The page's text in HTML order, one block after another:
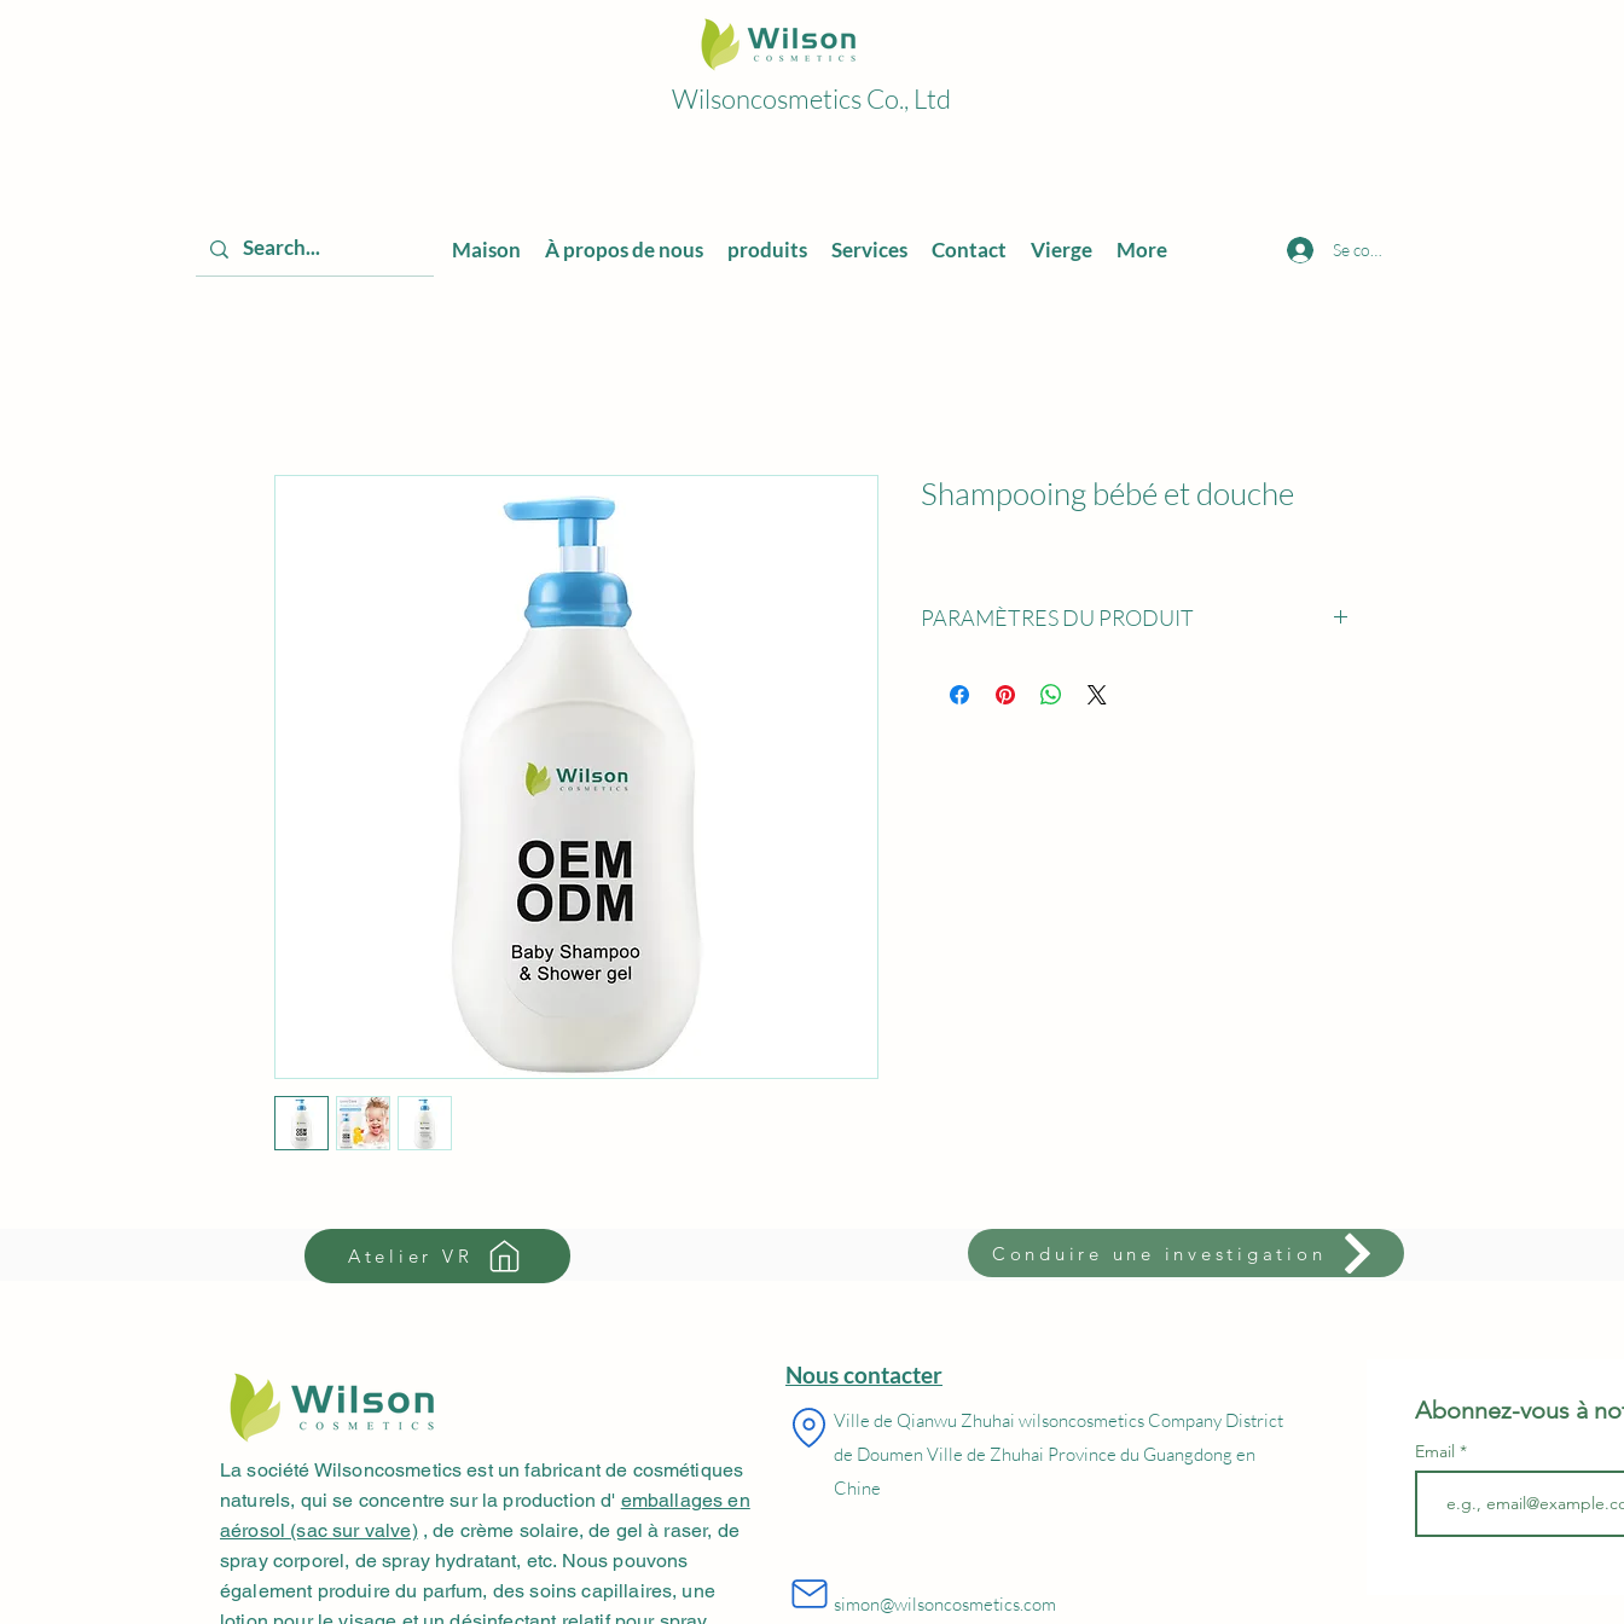
Wilsoncosmetics Co., Ltd
Maison À propos de nous produits Services Contact Vierge More Se connecter
Shampooing bébé et douche
PARAMÈTRES DU PRODUIT
Conduire une investigation
Atelier VR
La société Wilsoncosmetics est un fabricant de cosmétiques
naturels, qui se concentre sur la production d' emballages en
aérosol (sac sur valve), de crème solaire, de gel à raser, de
spray corporel, de spray hydratant, etc. Nous pouvons
également produire du parfum, des soins capillaires, une
Nous contacter
Ville de Qianwu Zhuhai wilsoncosmetics Company District
de Doumen Ville de Zhuhai Province du Guangdong en
Chine
simon@wilsoncosmetics.com
Abonnez-vous à
Email